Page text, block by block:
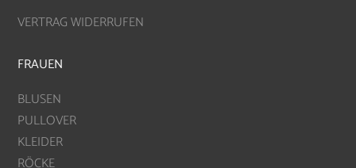
VERTRAG WIDERRUFEN
FRAUEN
BLUSEN
PULLOVER
KLEIDER
RÖCKE